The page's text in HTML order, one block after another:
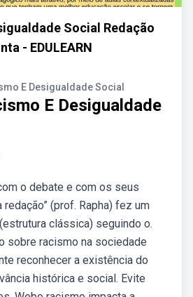
Social Redação
- EDULEARN
E Desigualdade Social
E Desigualdade
o debate e com os seus
redação” (prof. Rapha) fez um
clássica) seguindo o.
sobre racismo na sociedade
reconhecer a existência do
histórica e social. Evite